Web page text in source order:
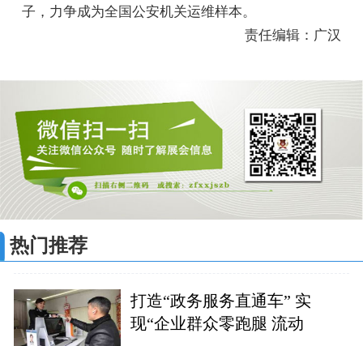
子，力争成为全国公安机关运维样本。
责任编辑：广汉
热门推荐
打造“政务服务直通车” 实
现“企业群众零跑腿 流动